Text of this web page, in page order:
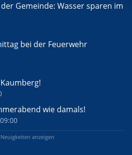
Gemeinde: Wasser sparen im
bei der Feuerwehr
wie damals!
anzeigen